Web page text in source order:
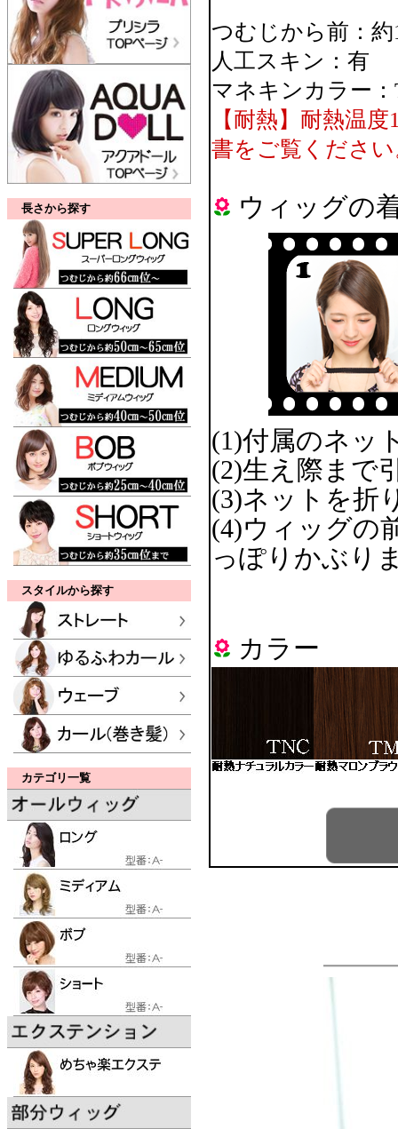
長さから探す
スタイルから探す
カテゴリ一覧
つむじから前：
人工スキン：有
マネキンカラー
【耐熱】耐熱温
書をご覧くださ
ウィッグの
(1)付属のネッ
(2)生え際まで
(3)ネットを折
(4)ウィッグの
っぽりかぶり
カラー